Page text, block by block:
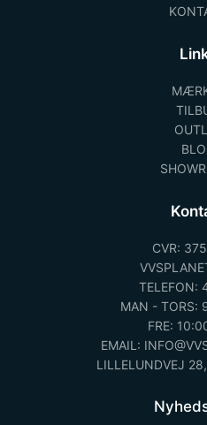
CVR:
TELEFON:
MAN - TORS:
FRE:
EMAIL:
LILLELUNDVEJ